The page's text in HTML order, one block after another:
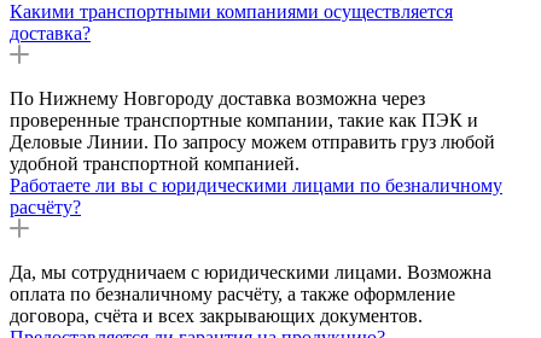
Какими транспортными компаниями осуществляется
доставка?
По Нижнему Новгороду доставка возможна через
проверенные транспортные компании, такие как ПЭК и
Деловые Линии. По запросу можем отправить груз любой
удобной транспортной компанией.
Работаете ли вы с юридическими лицами по безналичному
расчёту?
Да, мы сотрудничаем с юридическими лицами. Возможна
оплата по безналичному расчёту, а также оформление
договора, счёта и всех закрывающих документов.